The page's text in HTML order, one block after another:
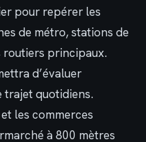
pour repérer les
de métro, stations de
routiers principaux.
d’évaluer
trajet quotidiens.
les commerces
à 800 mètres